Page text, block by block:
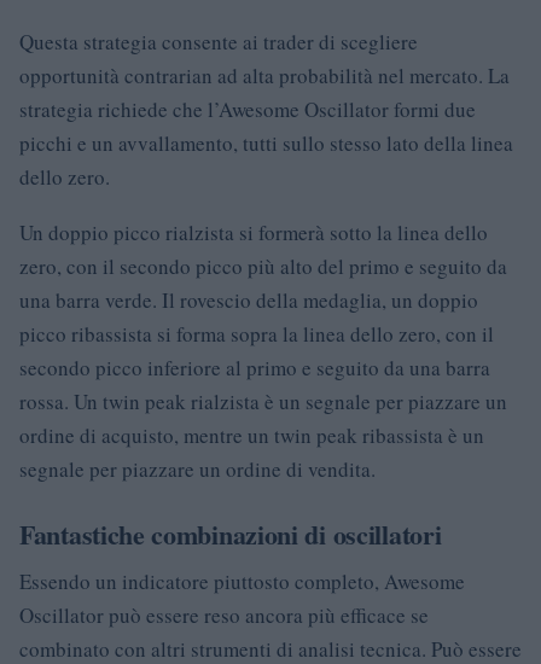
Questa strategia consente ai trader di scegliere
opportunità contrarian ad alta probabilità nel mercato. La
strategia richiede che l’Awesome Oscillator formi due
picchi e un avvallamento, tutti sullo stesso lato della linea
dello zero.
Un doppio picco rialzista si formerà sotto la linea dello
zero, con il secondo picco più alto del primo e seguito da
una barra verde. Il rovescio della medaglia, un doppio
picco ribassista si forma sopra la linea dello zero, con il
secondo picco inferiore al primo e seguito da una barra
rossa. Un twin peak rialzista è un segnale per piazzare un
ordine di acquisto, mentre un twin peak ribassista è un
segnale per piazzare un ordine di vendita.
Fantastiche combinazioni di oscillatori
Essendo un indicatore piuttosto completo, Awesome
Oscillator può essere reso ancora più efficace se
combinato con altri strumenti di analisi tecnica. Può essere